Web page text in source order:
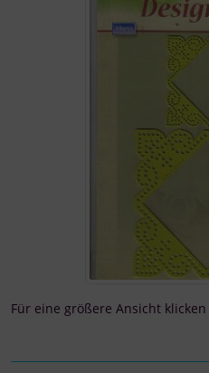
Für eine größere Ansicht